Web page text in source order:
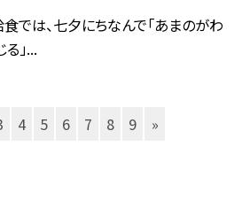
では、七夕にちなんで「あまのがわ
」...
4 5 6 7 8 9 »